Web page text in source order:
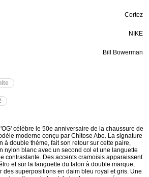
Cortez
NIKE
Bill Bowerman
célèbre le 50e anniversaire de la chaussure de
moderne conçu par Chitose Abe. La signature
à double thème, fait son retour sur cette paire,
nylon blanc avec un second col et une languette
contrastante. Des accents cramoisis apparaissent
et sur la languette du talon à double marque,
des superpositions en daim bleu royal et gris. Une